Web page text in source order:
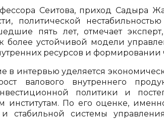
Сеитова, приход Садыра
политической
пять лет, отмечает
к более устойчивой модели
ресурсов и формировании
в интервью уделяется
валового внутреннего
политики и
институтам. По его оценке,
и стабильной системы